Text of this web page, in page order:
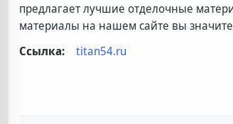
предлагает лучшие отделочные
материалы на нашем сайте вы
Ссылка:
titan54.ru